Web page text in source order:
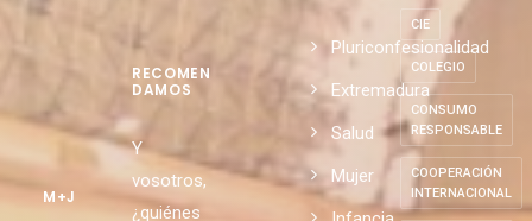
M+J
RECOMEN
DAMOS
Y
vosotros,
¿quiénes
Pluriconfesionalidad
Extremadura
Salud
Mujer
CIE
COLEGIO
CONSUMO
RESPONSABLE
COOPERACIÓN
INTERNACIONAL